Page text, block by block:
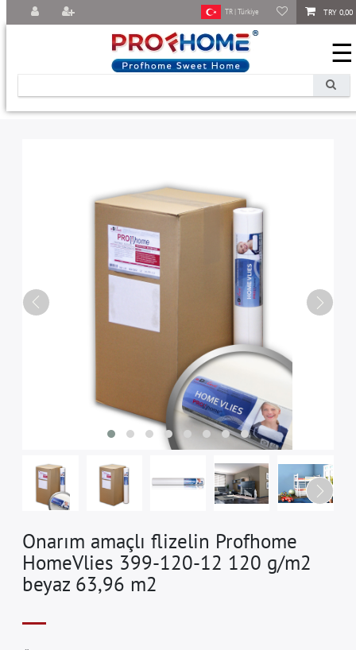
TRY 0,00
TR | Türkiye
☰
Onarım amaçlı flizelin Profhome
HomeVlies 399-120-12 120 g/m2
beyaz 63,96 m2